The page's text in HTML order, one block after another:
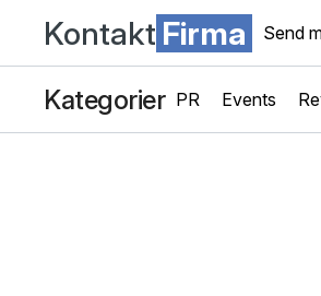
Kontakt Firma Send
Kategorier PR Events